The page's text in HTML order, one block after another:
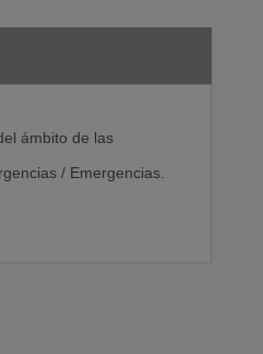
ámbito de las
/ Emergencias.